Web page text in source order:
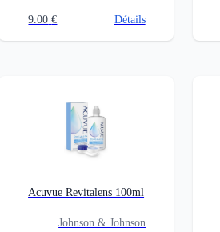
9.00 € Détails
Acuvue Revitalens 100ml
Johnson & Johnson